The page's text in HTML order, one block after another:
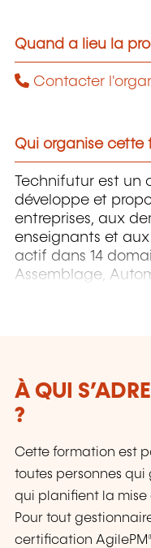
Quand a lieu la
Contacter
Qui organise cette
Technifutur est
développe et
entreprises, aux
enseignants et
actif dans 14
Assemblage,
Énergie et
Informatique,
À QUI
?
Cette formation est
toutes personnes qui
qui planifient la mise
Pour tout
certification